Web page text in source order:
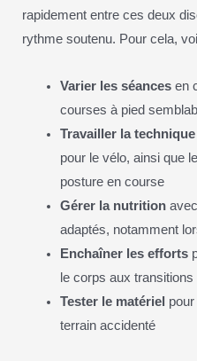
rapidement entre ces deux
rythme soutenu. Pour cela,
Varier les séances en
courses à pied
Travailler la technique
pour le vélo, ainsi que
posture en course
Gérer la nutrition
adaptés, notamment
Enchaîner les efforts
le corps aux transitions
Tester le matériel
terrain accidenté